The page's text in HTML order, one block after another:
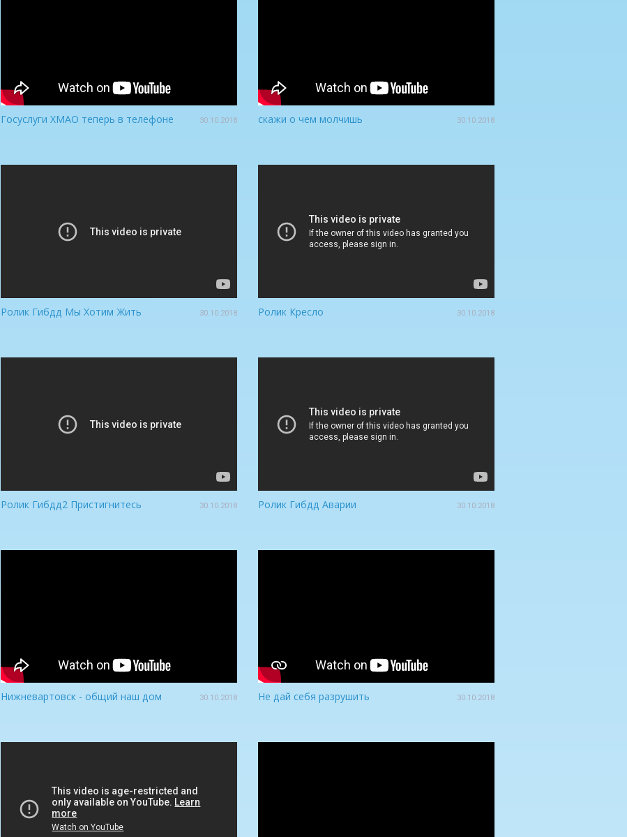
Госуслуги ХМАО теперь в телефоне 30.10.2018 скажи о чем молчишь 30.10.2018
Ролик Гибдд Мы Хотим Жить 30.10.2018 Ролик Кресло 30.10.2018
Ролик Гибдд2 Пристигнитесь 30.10.2018 Ролик Гибдд Аварии 30.10.2018
Нижневартовск - общий наш дом 30.10.2018 Не дай себя разрушить 30.10.2018